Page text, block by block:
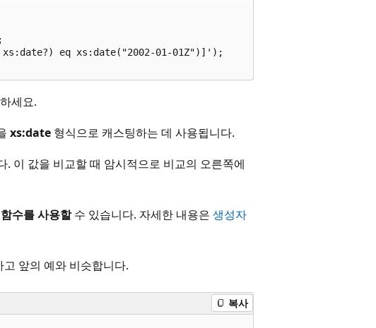
xs:date?) eq xs:date("2002-01-01Z")]');
세요.
xs:date 형식으로 캐스팅하는 데 사용됩니다.
. 이 값을 비교할 때 암시적으로 비교의 오른쪽에
수를 사용할수 있습니다. 자세한 내용은 생성자
앞의 예와 비슷합니다.
복사